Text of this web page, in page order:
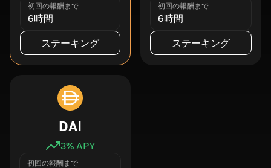
初回の報酬まで
6時間
ステーキング
初回の報酬まで
6時間
ステーキング
DAI
3% APY
初回の報酬まで